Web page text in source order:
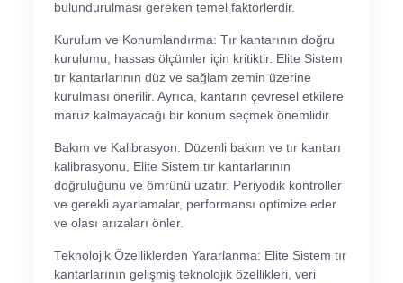
bulundurulması gereken temel faktörlerdir.
Kurulum ve Konumlandırma: Tır kantarının doğru
kurulumu, hassas ölçümler için kritiktir. Elite Sistem
tır kantarlarının düz ve sağlam zemin üzerine
kurulması önerilir. Ayrıca, kantarın çevresel etkilere
maruz kalmayacağı bir konum seçmek önemlidir.
Bakım ve Kalibrasyon: Düzenli bakım ve tır kantarı
kalibrasyonu, Elite Sistem tır kantarlarının
doğruluğunu ve ömrünü uzatır. Periyodik kontroller
ve gerekli ayarlamalar, performansı optimize eder
ve olası arızaları önler.
Teknolojik Özelliklerden Yararlanma: Elite Sistem tır
kantarlarının gelişmiş teknolojik özellikleri, veri